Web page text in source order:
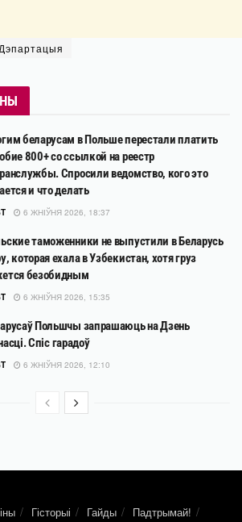
Дэпартацыя
беларусам в Польше перестали платить
800+ со ссылкой на реестр
Спросили ведомство, кого это
и что делать
6 ЖНІЎНЯ 2026, 18:37
таможенники не выпустили в Беларусь
которая ехала в Узбекистан, хотя груз
безобидным
6 ЖНІЎНЯ 2026, 15:35
Польшчы запрашаюць на Дзень
Спіс гарадоў
6 ЖНІЎНЯ 2026, 12:10
Гісторыі Гайды Падтрымай!